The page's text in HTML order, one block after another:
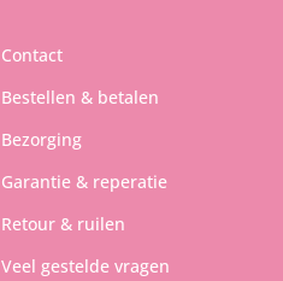
Contact
Bestellen & betalen
Bezorging
Garantie & reperatie
Retour & ruilen
Veel gestelde vragen